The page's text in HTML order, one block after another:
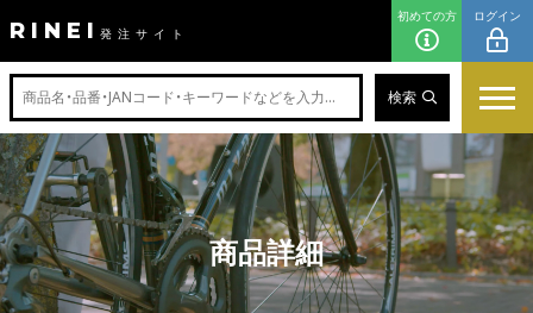
RINEI 発注サイト
初めての方 ログイン
検索
商品詳細